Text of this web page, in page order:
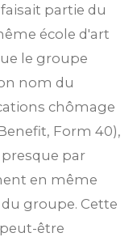
partie du
école d'art
le groupe
nom du
chômage
Form 40),
par
en même
groupe. Cette
être